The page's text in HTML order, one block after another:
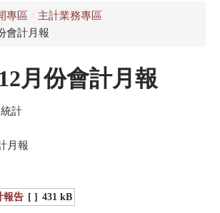
專區 / 主計業務專區
會計月報
月份會計月報
計
月報
報告 [ ] 431 kB